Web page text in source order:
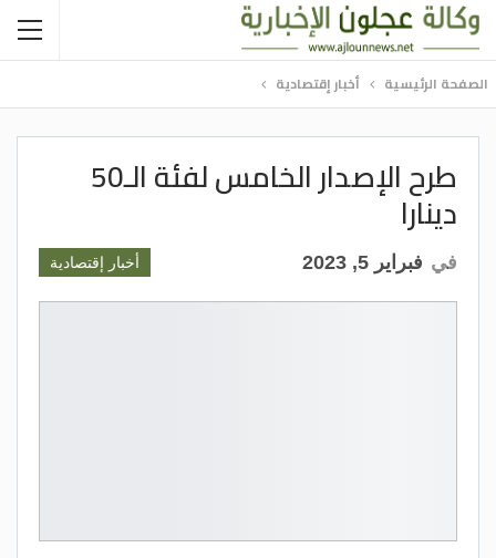
الصفحة الرئيسية أخبار إقتصادية
طرح الإصدار الخامس لفئة الـ50
دينارا
أخبار إقتصادية في فبراير 5, 2023